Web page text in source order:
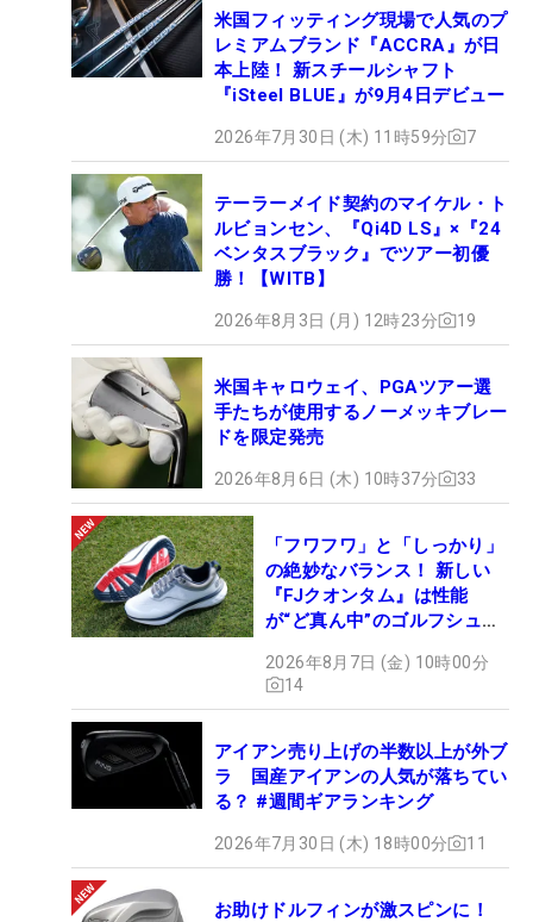
米国フィッティング現場で人気のプ
レミアムブランド『ACCRA』が日
本上陸！ 新スチールシャフト
『iSteel BLUE』が9月4日デビュー
2026年7月30日 (木) 11時59分 7
テーラーメイド契約のマイケル・ト
ルビョンセン、『Qi4D LS』×『24
ベンタスブラック』でツアー初優
勝！【WITB】
2026年8月3日 (月) 12時23分 19
米国キャロウェイ、PGAツアー選
手たちが使用するノーメッキブレー
ドを限定発売
2026年8月6日 (木) 10時37分 33
「フワフワ」と「しっかり」
の絶妙なバランス！ 新しい
『FJクオンタム』は性能
が“ど真ん中”のゴルフシュー
2026年8月7日 (金) 10時00分
14
アイアン売り上げの半数以上が外ブ
ラ 国産アイアンの人気が落ちてい
る？ #週間ギアランキング
2026年7月30日 (木) 18時00分 11
お助けドルフィンが激スピンに！